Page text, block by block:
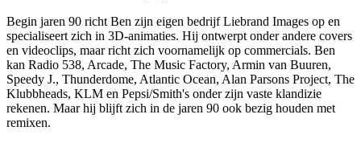
Begin jaren 90 richt Ben zijn eigen bedrijf Liebrand Images op en
specialiseert zich in 3D-animaties. Hij ontwerpt onder andere covers
en videoclips, maar richt zich voornamelijk op commercials. Ben
kan Radio 538, Arcade, The Music Factory, Armin van Buuren,
Speedy J., Thunderdome, Atlantic Ocean, Alan Parsons Project, The
Klubbheads, KLM en Pepsi/Smith's onder zijn vaste klandizie
rekenen. Maar hij blijft zich in de jaren 90 ook bezig houden met
remixen.